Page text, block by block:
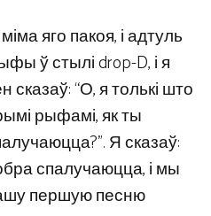
яго пакоя, і адтуль
ў стылі drop-D, і я
сказаў: “О, я толькі што
рыфамі, як ты
Я сказаў:
спалучаюцца, і мы
першую песню